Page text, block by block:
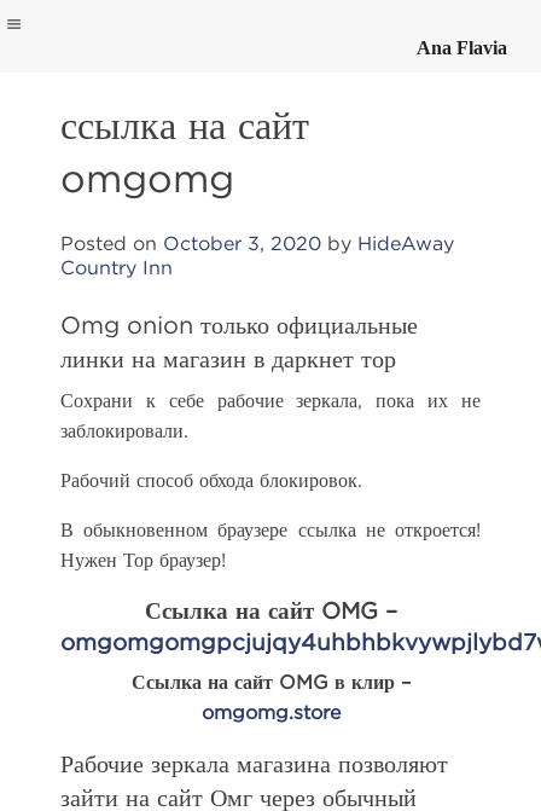
contentссылка на сайт
omgomg
Posted on October 3, 2020 by HideAway
Country Inn
Omg onion только официальные
линки на магазин в даркнет тор
Сохрани к себе рабочие зеркала, пока их не
заблокировали.
Рабочий способ обхода блокировок.
В обыкновенном браузере ссылка не откроется!
Нужен Тор браузер!
Ссылка на сайт OMG –
Ссылка на сайт OMG в клир –
omgomg.store
Рабочие зеркала магазина позволяют
зайти на сайт Омг через обычный
Ana Flavia